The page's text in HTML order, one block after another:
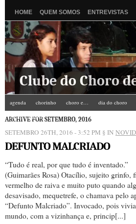
HOME QUEM SOMOS ENTREVISTAS
Clube do Choro
agenda chorinho choro e… dia do choro
Zé do Camarim
ARCHIVE FOR SETEMBRO, 2016
SETEMBRO 26TH, 2016 - 3:52 PM § IN
DEFUNTO MALCRIADO
“Tudo é real, por que tudo é inventado.”
(Guimarães Rosa) Otacílio, sujeito grinfo,
vermelho de raiva e muito puto quando
desavisado, mequetrefe, o chamava pelo
“Defunto Malcriado”. Invocado, pois
mundo, com a vizinhança e, princip[...]